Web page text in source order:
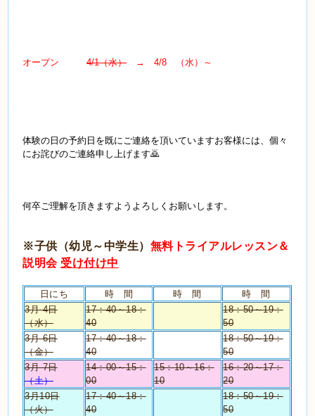
オープン4/1（水）→ 4/8 （水）～
体験の日の予約日を既にご連絡を頂いていますお客様には、個々
にお詫びのご連絡申し上げます🙇
何卒ご理解を頂きますようよろしくお願いします。
※子供（幼児～中学生） 無料トライアルレッスン＆
説明会 受け付け中
日にち 時 間 時 間
時 間
3月 4日
（水）
17：40～18：
40
18：50～19：
50
3月 6日
（金）
17：40～18：
40
18：50～19：
50
3月 7日
（土）
14：00～15：
00
15：10～16：
10
16：20～17：
20
3月10日
（火）
17：40～18：
40
18：50～19：
50